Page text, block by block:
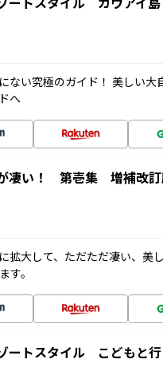
ない究極のガイド！ 美しい大
へ
凄い！ 第壱集 増補改
拡大して、ただただ凄い、美
す。
トスタイル こどもと